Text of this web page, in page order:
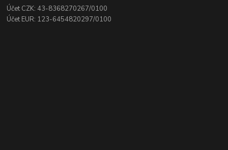
Účet CZK: 43-8368270267/0100
Účet EUR: 123-6454820297/0100